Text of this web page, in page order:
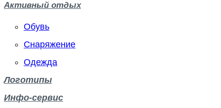
Активный отдых
Обувь
Снаряжение
Одежда
Логотипы
Инфо-сервис